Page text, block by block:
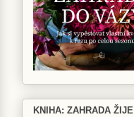
KNIHA: ZAHRADA ŽIJE